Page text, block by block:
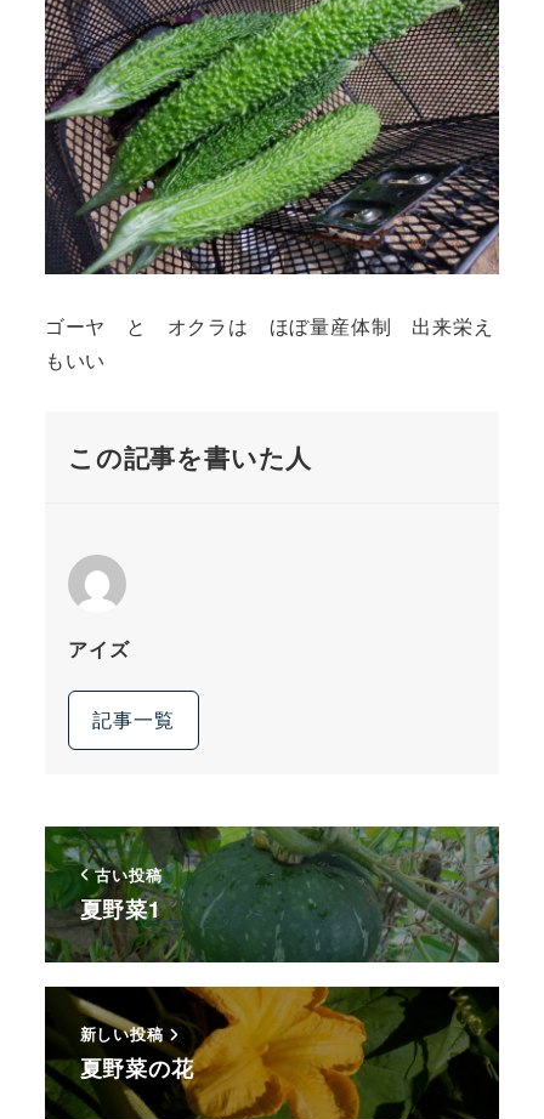
ゴーヤ と オクラは ほぼ量産体制 出来栄え
もいい
この記事を書いた人
アイズ
記事一覧
古い投稿
夏野菜1
新しい投稿
夏野菜の花